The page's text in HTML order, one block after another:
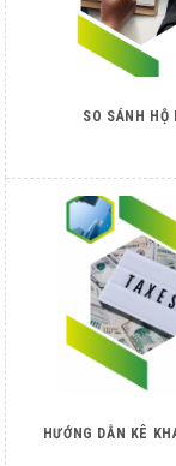
SO SÁNH HỘ
HƯỚNG DẪN KÊ